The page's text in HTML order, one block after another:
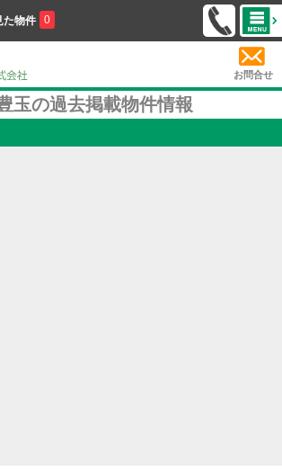
た物件 0
お問合せ
玉の過去掲載物件情報